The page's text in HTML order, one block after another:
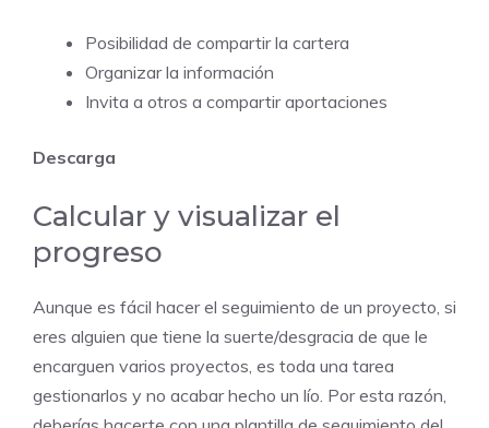
Posibilidad de compartir la cartera
Organizar la información
Invita a otros a compartir aportaciones
Descarga
Calcular y visualizar el
progreso
Aunque es fácil hacer el seguimiento de un proyecto, si
eres alguien que tiene la suerte/desgracia de que le
encarguen varios proyectos, es toda una tarea
gestionarlos y no acabar hecho un lío. Por esta razón,